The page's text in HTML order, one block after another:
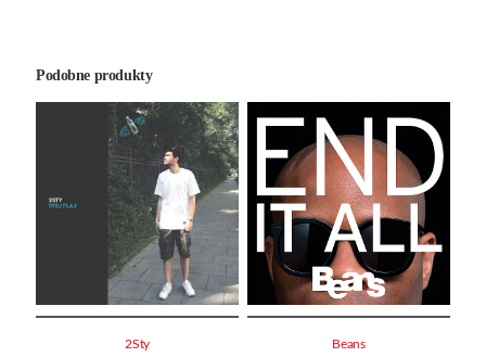
Podobne produkty
2Sty Beans